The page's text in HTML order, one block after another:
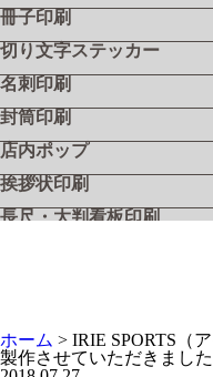
冊子印刷
切り文字ステッカー
名刺印刷
封筒印刷
店内ポップ
挨拶状印刷
長尺・大判看板印刷
工具用社名シール『ツール
ホーム > IRIE SPORTS（
製作させていただきました